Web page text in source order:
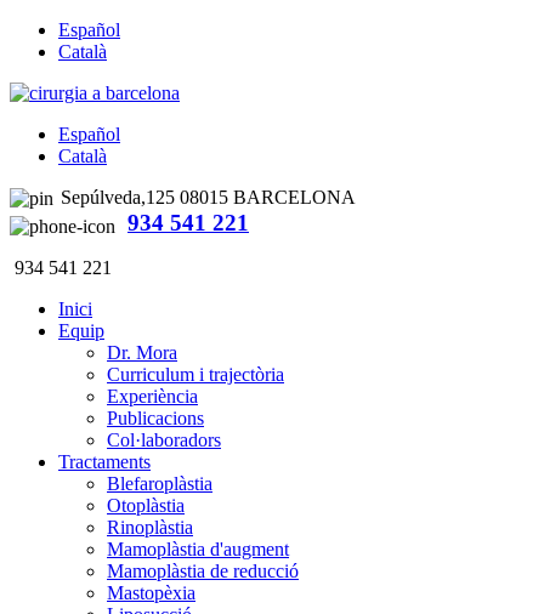
Español
Català
Español
Català
Sepúlveda,125 08015 BARCELONA
934 541 221
934 541 221
Inici
Equip
Dr. Mora
Curriculum i trajectòria
Experiència
Publicacions
Col·laboradors
Tractaments
Blefaroplàstia
Otoplàstia
Rinoplàstia
Mamoplàstia d'augment
Mamoplàstia de reducció
Mastopèxia